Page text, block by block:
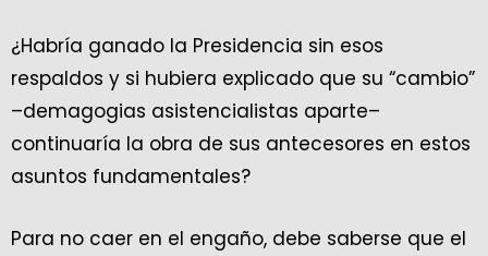
¿Habría ganado la Presidencia sin esos
respaldos y si hubiera explicado que su “cambio”
–demagogias asistencialistas aparte–
continuaría la obra de sus antecesores en estos
asuntos fundamentales?
Para no caer en el engaño, debe saberse que el